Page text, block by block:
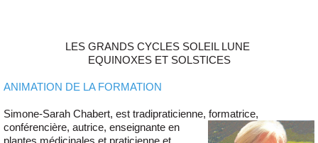
LES GRANDS CYCLES SOLEIL LUNE
EQUINOXES ET SOLSTICES
ANIMATION DE LA FORMATION
Simone-Sarah Chabert, est tradipraticienne, formatrice,
conférencière, autrice, enseignante en